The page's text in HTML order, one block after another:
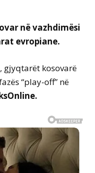
në vazhdimësi
evropiane.
gjyqtarët kosovarë
“play-off” në